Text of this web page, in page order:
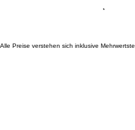
Alle Preise verstehen sich inklusive